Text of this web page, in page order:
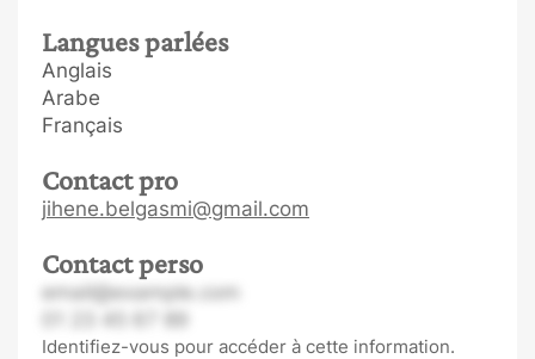
Langues parlées
Anglais
Arabe
Français
Contact pro
jihene.belgasmi@gmail.com
Contact perso
email@example.com
Identifiez-vous pour accéder à cette information.